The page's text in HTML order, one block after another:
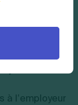
le CSE
à l’employeur